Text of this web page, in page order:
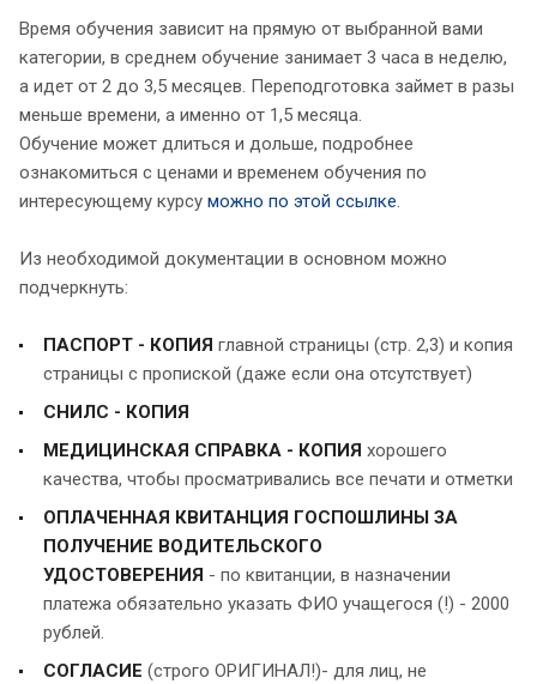
Время обучения зависит на прямую от выбранной вами
категории, в среднем обучение занимает 3 часа в неделю,
а идет от 2 до 3,5 месяцев. Переподготовка займет в разы
меньше времени, а именно от 1,5 месяца.
Обучение может длиться и дольше, подробнее
ознакомиться с ценами и временем обучения по
интересующему курсу можно по этой ссылке.
Из необходимой документации в основном можно
подчеркнуть:
ПАСПОРТ - КОПИЯ главной страницы (стр. 2,3) и копия
страницы с пропиской (даже если она отсутствует)
СНИЛС - КОПИЯ
МЕДИЦИНСКАЯ СПРАВКА - КОПИЯ хорошего
качества, чтобы просматривались все печати и отметки
ОПЛАЧЕННАЯ КВИТАНЦИЯ ГОСПОШЛИНЫ ЗА
ПОЛУЧЕНИЕ ВОДИТЕЛЬСКОГО
УДОСТОВЕРЕНИЯ - по квитанции, в назначении
платежа обязательно указать ФИО учащегося (!) - 2000
рублей.
СОГЛАСИЕ (строго ОРИГИНАЛ!)- для лиц, не